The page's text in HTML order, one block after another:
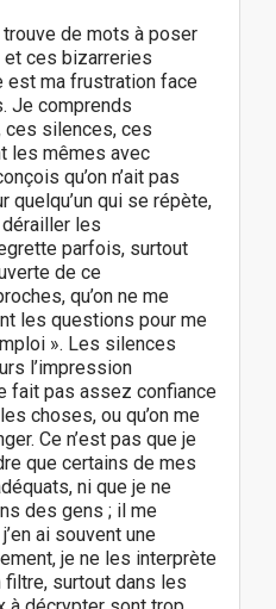
trouve de mots à poser
et ces bizarreries
est ma frustration face
Je comprends
ces silences, ces
les mêmes avec
qu’on n’ait pas
quelqu’un qui se répète,
les
parfois, surtout
de ce
qu’on ne me
les questions pour me
». Les silences
l’impression
fait pas assez confiance
choses, ou qu’on me
Ce n’est pas que je
que certains de mes
ni que je ne
des gens ; il me
ai souvent une
je ne les interprète
surtout dans les